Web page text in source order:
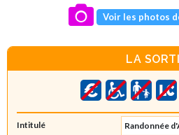
Voir les photos
LA
Intitulé
Randonnée